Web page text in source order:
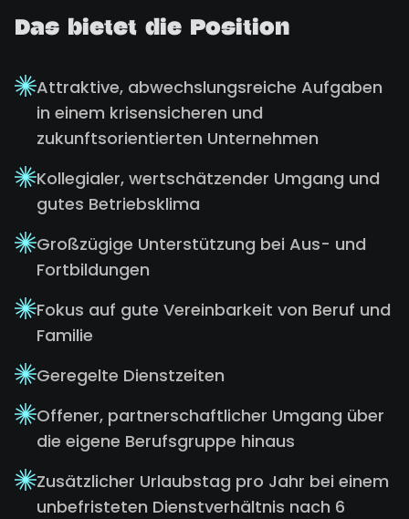
Das bietet die Position
Attraktive, abwechslungsreiche Aufgaben
in einem krisensicheren und
zukunftsorientierten Unternehmen
Kollegialer, wertschätzender Umgang und
gutes Betriebsklima
Großzügige Unterstützung bei Aus- und
Fortbildungen
Fokus auf gute Vereinbarkeit von Beruf und
Familie
Geregelte Dienstzeiten
Offener, partnerschaftlicher Umgang über
die eigene Berufsgruppe hinaus
Zusätzlicher Urlaubstag pro Jahr bei einem
unbefristeten Dienstverhältnis nach 6